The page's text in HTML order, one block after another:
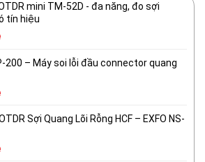
mini TM-52D - đa năng, đo sợi
tín hiệu
200 – Máy soi lỗi đầu connector quang
Sợi Quang Lõi Rỗng HCF – EXFO NS-